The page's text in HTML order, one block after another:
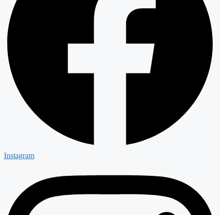
Instagram